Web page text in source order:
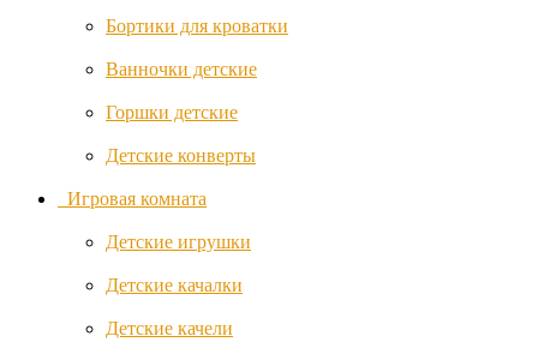
Moon
Buggy
Бортики для кроватки
Ванночки детские
Горшки детские
Детские конверты
Игровая комната
Детские игрушки
Детские качалки
Детские качели